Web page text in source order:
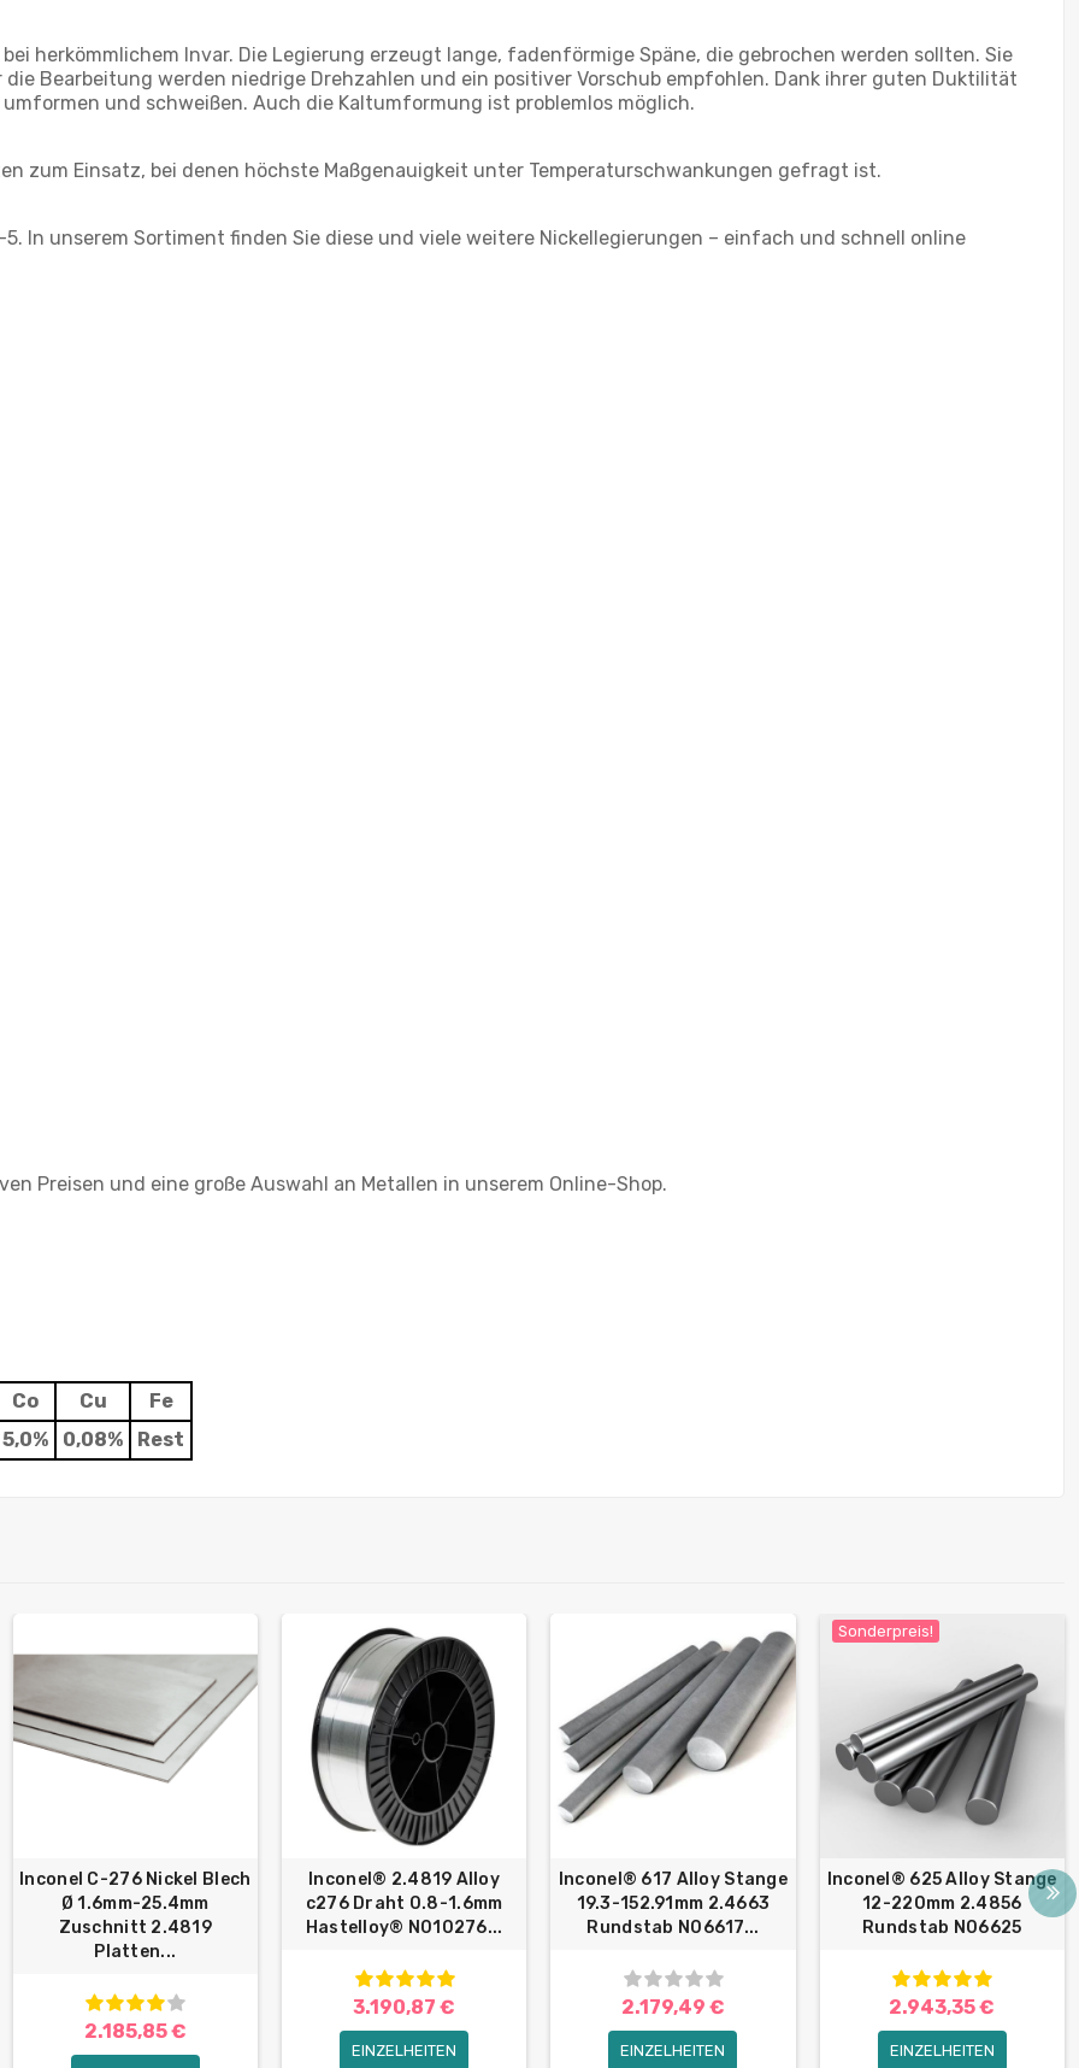
herkömmlichem Invar. Die Legierung erzeugt lange, fadenförmige Späne, die gebrochen werden sollten. Sie
Bearbeitung werden niedrige Drehzahlen und ein positiver Vorschub empfohlen. Dank ihrer guten Duktilität
und schweißen. Auch die Kaltumformung ist problemlos möglich.
zum Einsatz, bei denen höchste Maßgenauigkeit unter Temperaturschwankungen gefragt ist.
In unserem Sortiment finden Sie diese und viele weitere Nickellegierungen – einfach und schnell online
Preisen und eine große Auswahl an Metallen in unserem Online-Shop.
Co Cu
Fe
5,0% 0,08% Rest
Inconel C-276 Nickel Blech
Ø 1.6mm-25.4mm
Zuschnitt 2.4819
Platten...
2.185,85 €
Inconel® 2.4819 Alloy
c276 Draht 0.8-1.6mm
Hastelloy® N010276...
3.190,87 €
EINZELHEITEN
Inconel® 617 Alloy Stange
19.3-152.91mm 2.4663
Rundstab N06617...
2.179,49 €
EINZELHEITEN
Sonderpreis!
Inconel® 625 Alloy Stange
12-220mm 2.4856
Rundstab N06625
2.943,35 €
EINZELHEITEN